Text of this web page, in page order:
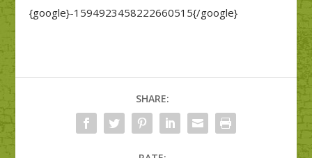
{google}-1594923458222660515{/google}
SHARE: